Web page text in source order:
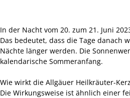
In der Nacht vom 20. zum 21. Juni
Das bedeutet, dass die Tage danach
Nächte länger werden. Die
kalendarische Sommeranfang.
Wie wirkt die Allgäuer Heilkräuter-
Die Wirkungsweise ist ähnlich einer